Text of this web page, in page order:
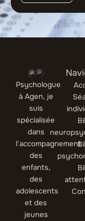
Psychologue
à Agen, je
suis
spécialisée
dans
l’accompagnement
des
enfants,
des
adolescents
et des
jeunes